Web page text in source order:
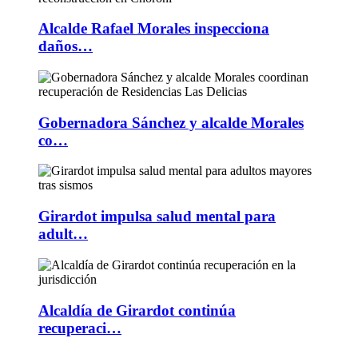
Alcalde Rafael Morales inspecciona
daños…
Gobernadora Sánchez y alcalde Morales
co…
Girardot impulsa salud mental para
adult…
Alcaldía de Girardot continúa
recuperaci…